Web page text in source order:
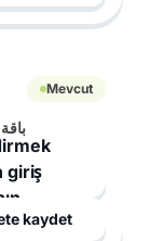
Mevcut
giriş
kaydet